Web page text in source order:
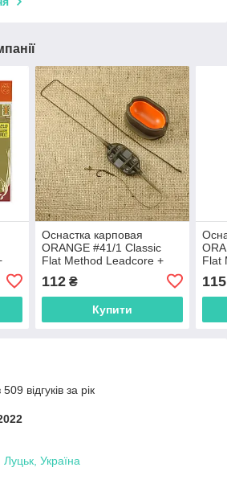
в
Оснастка карповая
ORANGE #41/1 Classic
Flat Method Leadcore +
Mould, для бойлу, 50 гр., в
уп. 1 шт.,MF41150
112₴
Купити
Flat
уп.
115
відгуків за рік
Україна